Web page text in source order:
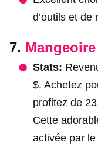
d’outils et de
7.
Stats:
$. Achetez
profitez de
Cette
activée par le